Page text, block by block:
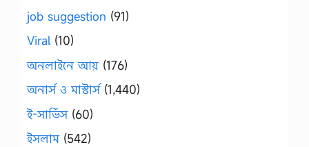
job suggestion (91)
Viral (10)
অনলাইনে আয় (176)
অনার্স ও মাস্টার্স(1,440)
ই-সার্ভিস(60)
ইসলাম(542)